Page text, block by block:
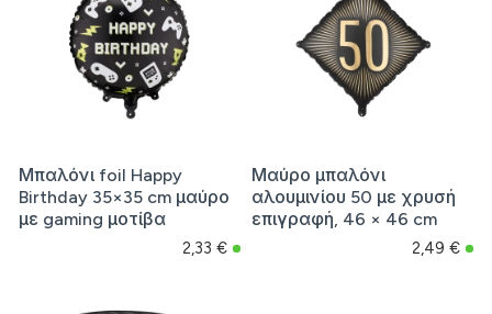
Μπαλόνι foil Happy
Birthday 35×35 cm μαύρο
με gaming μοτίβα
2,33 €
Μαύρο μπαλόνι
αλουμινίου 50 με χρυσή
επιγραφή, 46 × 46 cm
2,49 €